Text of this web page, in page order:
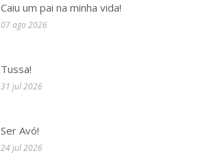
Caiu um pai na minha vida!
07 ago 2026
Tussa!
31 jul 2026
Ser Avó!
24 jul 2026